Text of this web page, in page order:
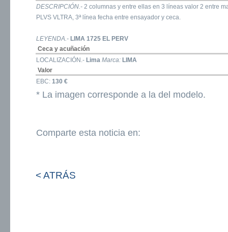
DESCRIPCIÓN.- 2 columnas y entre ellas en 3 líneas valor 2 entre
PLVS VLTRA, 3ª línea fecha entre ensayador y ceca.
LEYENDA.- LIMA 1725 EL PERV
Ceca y acuñación
LOCALIZACIÓN.- Lima Marca: LIMA
Valor
EBC: 130 €
* La imagen corresponde a la del modelo.
Comparte esta noticia en:
< ATRÁS